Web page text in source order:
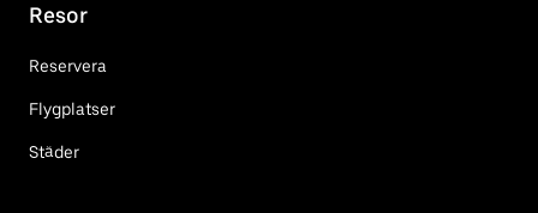
Resor
Reservera
Flygplatser
Städer